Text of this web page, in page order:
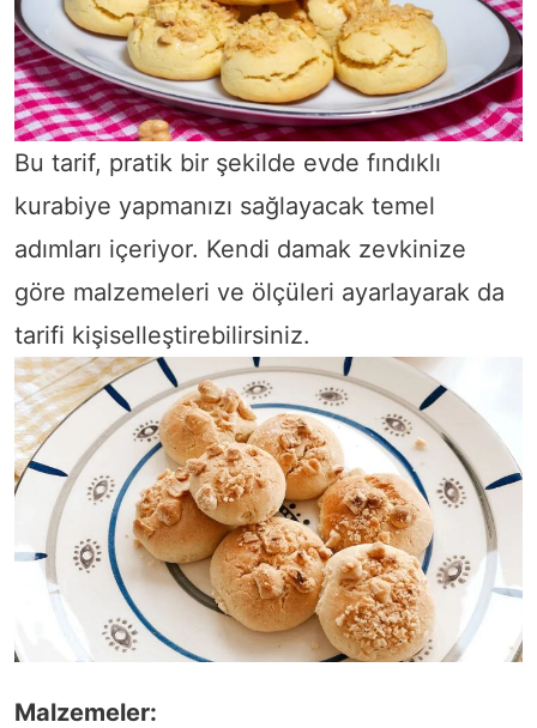
Bu tarif, pratik bir şekilde evde fındıklı
kurabiye yapmanızı sağlayacak temel
adımları içeriyor. Kendi damak zevkinize
göre malzemeleri ve ölçüleri ayarlayarak da
tarifi kişiselleştirebilirsiniz.
Malzemeler: